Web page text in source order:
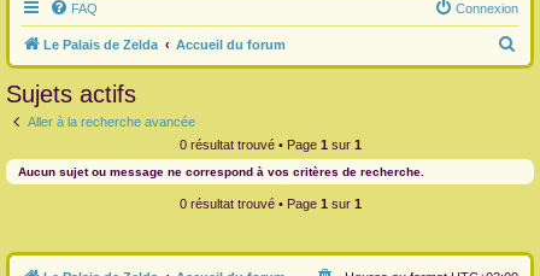
FAQ Connexion
Le Palais de Zelda Accueil du forum
e
e
r
Sujets actifs
Aller à la recherche avancée
0 résultat trouvé • Page 1 sur 1
Aucun sujet ou message ne correspond à vos critères de recherche.
0 résultat trouvé • Page 1 sur 1